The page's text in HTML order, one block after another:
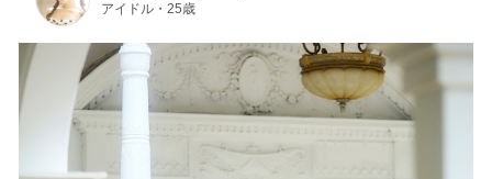
アイドル・25歳